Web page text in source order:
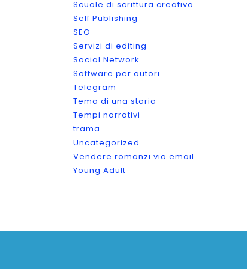
Scuole di scrittura creativa
Self Publishing
SEO
Servizi di editing
Social Network
Software per autori
Telegram
Tema di una storia
Tempi narrativi
trama
Uncategorized
Vendere romanzi via email
Young Adult